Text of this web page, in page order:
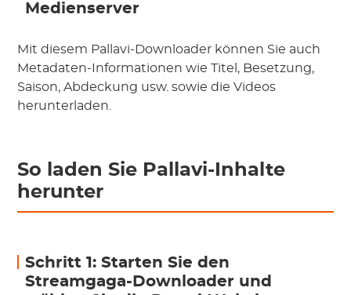
Medienserver
Mit diesem Pallavi-Downloader können Sie auch
Metadaten-Informationen wie Titel, Besetzung,
Saison, Abdeckung usw. sowie die Videos
herunterladen.
So laden Sie Pallavi-Inhalte
herunter
Schritt 1: Starten Sie den
Streamgaga-Downloader und